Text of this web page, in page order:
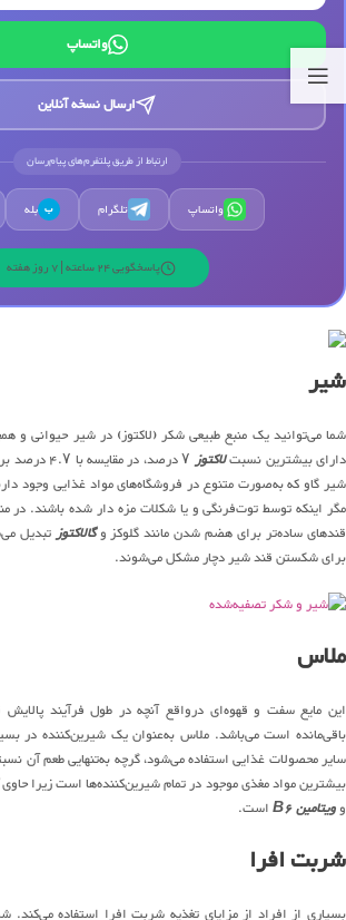
واتساپ
ارسال نسخه آنلاین
ارتباط از طریق پلتفرم‌های پیام‌رسان
واتساپ تلگرام ب بله
پاسخگویی 24 ساعته | 7 روز هفته
شیر
شما می‌توانید یک منبع طبیعی شکر (لاکتوز) در شیر حیوانی و
دارای بیشترین نسبتلاکتوز
۷ درصد، در
شیر گاو که به‌صورت متنوع در فروشگاه‌های مواد غذایی وجود
مگر اینکه توسط توت‌فرنگی و یا شکلات مزه دار شده باشند. در
قندهای ساده‌تر برای هضم شدن مانند گلوکز وگالاکتوزتبدیل
برای شکستن قند شیر دچار مشکل می‌شوند.
ملاس
این مایع سفت و قهوه‌ای درواقع آنچه در طول فرآیند
باقی‌مانده است می‌باشد. ملاس به‌عنوان یک شیرین‌کننده در
سایر محصولات غذایی استفاده می‌شود، گرچه به‌تنهایی طعم آن
بیشترین مواد مغذی موجود در تمام شیرین‌کننده‌ها است زیرا
وویتامین B6 است.
شربت افرا
بسیاری از افراد از مزایای تغذیه شربت افرا استفاده